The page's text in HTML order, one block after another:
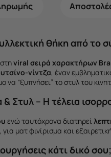
θήκη από το
viral σειρά χαρακτήρων
νίντζα, έναν
να “ξυπνήσει” το στυλ του
Στυλ – Η τέλεια
ενώ ταυτόχρονα διατηρεί
για ματ φινίρισμα και
κάτι δικό σου;